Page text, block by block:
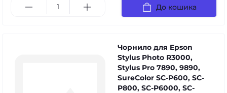
До кошика
Чорнило для Epson
Stylus Photo R3000,
Stylus Pro 7890, 9890,
SureColor SC-P600, SC-
P800, SC-P6000, SC-